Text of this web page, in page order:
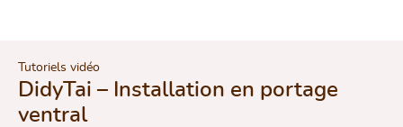
Tutoriels vidéo
DidyTai – Installation en portage
ventral